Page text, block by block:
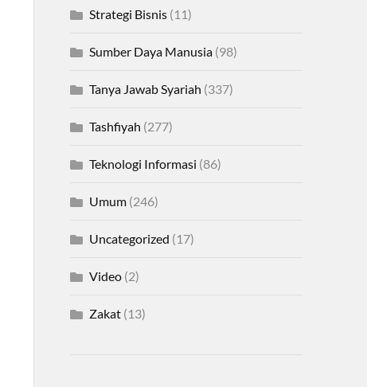
Strategi Bisnis(11)
Sumber Daya Manusia(98)
Tanya Jawab Syariah (337)
Tashfiyah (277)
Teknologi Informasi (86)
Umum(246)
Uncategorized (17)
Video(2)
Zakat(13)